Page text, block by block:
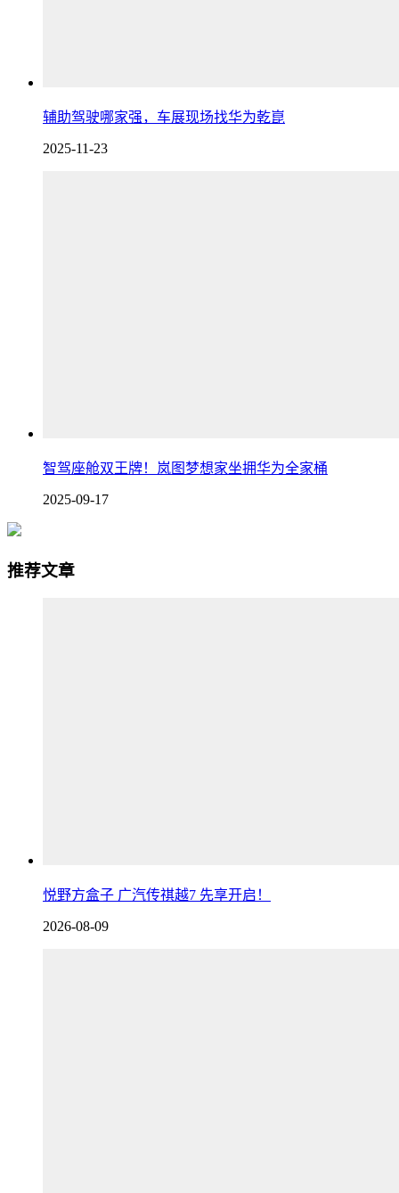
辅助驾驶哪家强，车展现场找华为乾崑
2025-11-23
智驾座舱双王牌！岚图梦想家坐拥华为全家桶
2025-09-17
推荐文章
悦野方盒子 广汽传祺越7 先享开启！
2026-08-09